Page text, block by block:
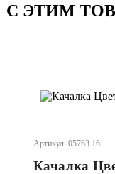
С ЭТИМ
Артикул: 05763.16
Качалка